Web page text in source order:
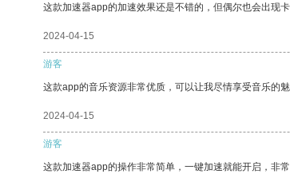
这款加速器app的加速效果还是不错的，但偶尔也会出现
2024-04-15
游客
这款app的音乐资源非常优质，可以让我尽情享受音乐的魅
2024-04-15
游客
这款加速器app的操作非常简单，一键加速就能开启，非常